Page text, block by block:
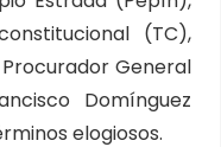
(TC),
General
Domínguez
elogiosos.